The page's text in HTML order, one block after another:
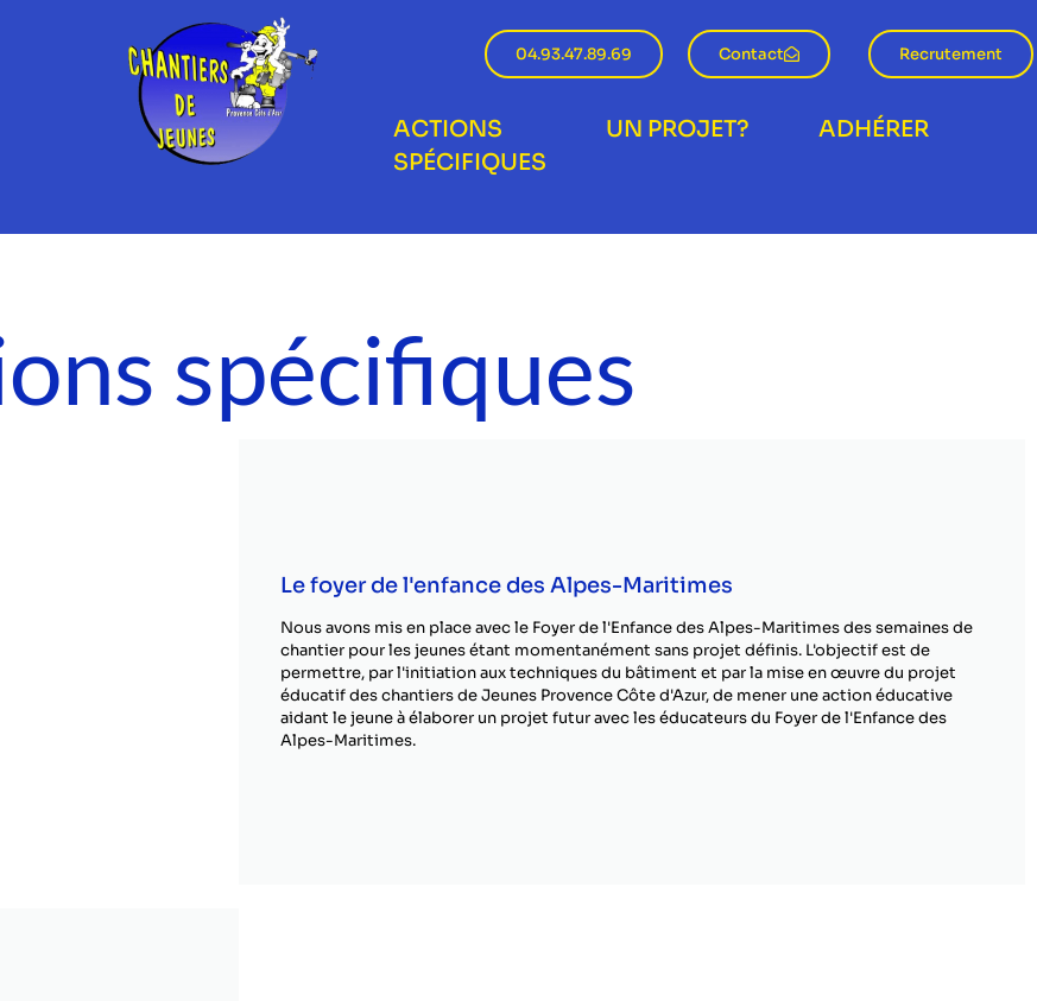
04.93.47.89.69 Contact Recrutement
ACTIONS
SPÉCIFIQUES
UN PROJET? ADHÉRER
spécifiques
Le foyer de l'enfance des Alpes-Maritimes
Nous avons mis en place avec le Foyer de l'Enfance des Alpes-Maritimes des semaines de
chantier pour les jeunes étant momentanément sans projet définis. L'objectif est de
permettre, par l'initiation aux techniques du bâtiment et par la mise en œuvre du projet
éducatif des chantiers de Jeunes Provence Côte d'Azur, de mener une action éducative
aidant le jeune à élaborer un projet futur avec les éducateurs du Foyer de l'Enfance des
Alpes-Maritimes.